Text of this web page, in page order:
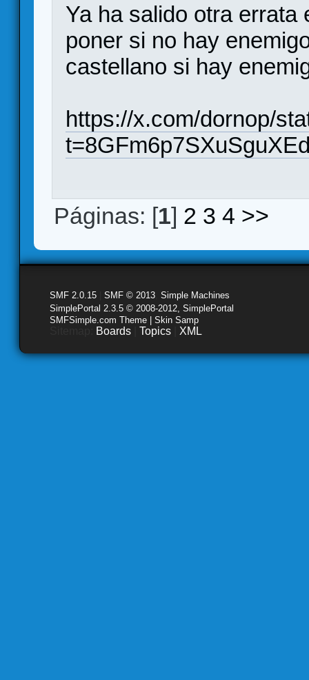
Ya ha salido otra
poner si no hay
castellano si hay
https://x.com/dornop/
Páginas: [1] 2 3 4 >>
SMF 2.0.15 SMF © 2013 Simple Machines
SimplePortal 2.3.5 © 2008-2012, SimplePortal
SMFSimple.com Theme | Skin Samp
Boards Topics XML